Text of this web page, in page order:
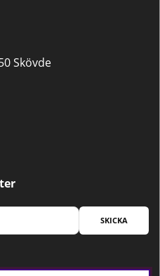
Skövde
SKICKA